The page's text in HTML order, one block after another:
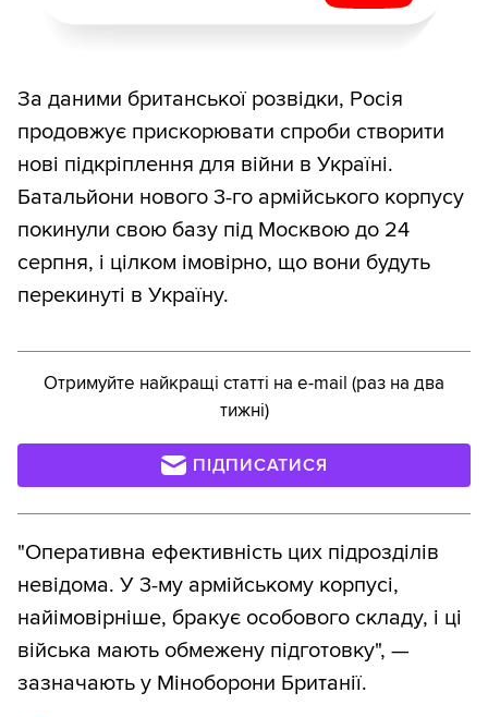
За даними британської розвідки, Росія
продовжує прискорювати спроби створити
нові підкріплення для війни в Україні.
Батальйони нового 3-го армійського корпусу
покинули свою базу під Москвою до 24
серпня, і цілком імовірно, що вони будуть
перекинуті в Україну.
Отримуйте найкращі статті на e-mail (раз на два
тижні)
ПІДПИСАТИСЯ
"Оперативна ефективність цих підрозділів
невідома. У 3-му армійському корпусі,
найімовірніше, бракує особового складу, і ці
війська мають обмежену підготовку", —
зазначають у Міноборони Британії.